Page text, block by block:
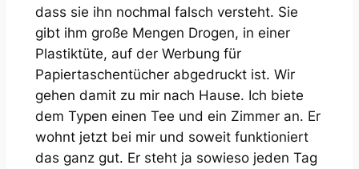
dass sie ihn nochmal falsch versteht. Sie
gibt ihm große Mengen Drogen, in einer
Plastiktüte, auf der Werbung für
Papiertaschentücher abgedruckt ist. Wir
gehen damit zu mir nach Hause. Ich biete
dem Typen einen Tee und ein Zimmer an. Er
wohnt jetzt bei mir und soweit funktioniert
das ganz gut. Er steht ja sowieso jeden Tag